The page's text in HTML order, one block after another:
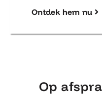
Ontdek hem nu
Op